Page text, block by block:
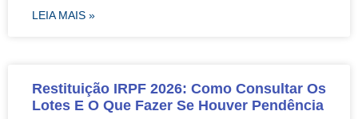
LEIA MAIS »
Restituição IRPF 2026: Como Consultar Os
Lotes E O Que Fazer Se Houver Pendência